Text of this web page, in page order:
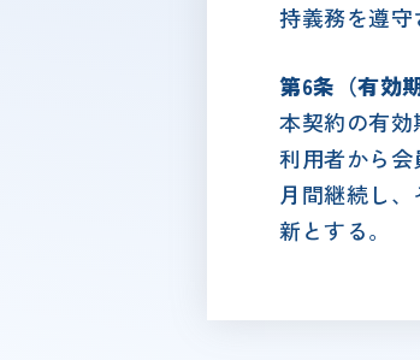
持義務を遵守
第6条（有効期
本契約の有効
利用者から
月間継続し
新とする。